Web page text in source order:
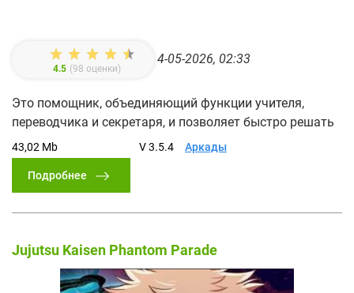
4.5 (98 оценки)
4-05-2026, 02:33
Это помощник, объединяющий функции учителя,
переводчика и секретаря, и позволяет быстро решать
43,02 Mb V 3.5.4 Аркады
Подробнее
Jujutsu Kaisen Phantom Parade